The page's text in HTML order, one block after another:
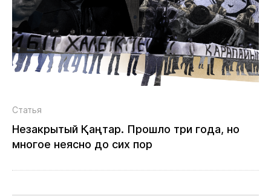
Статья
Незакрытый Қаңтар. Прошло три года, но
многое неясно до сих пор